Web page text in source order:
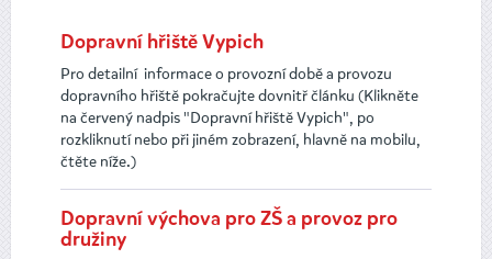
Dopravní hřiště Vypich
Pro detailní informace o provozní době a provozu
dopravního hřiště pokračujte dovnitř článku (Klikněte
na červený nadpis "Dopravní hřiště Vypich", po
rozkliknutí nebo při jiném zobrazení, hlavně na mobilu,
čtěte níže.)
Dopravní výchova pro ZŠ a provoz pro
družiny